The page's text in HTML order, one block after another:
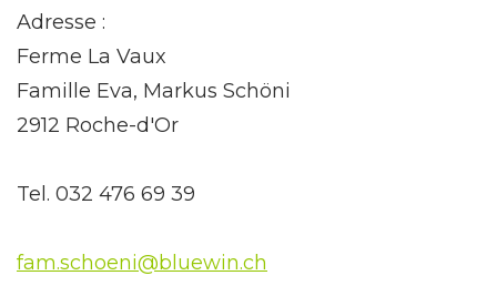
Adresse :
Ferme La Vaux
Famille Eva, Markus Schöni
2912 Roche-d'Or
Tel. 032 476 69 39
fam.schoeni@bluewin.ch